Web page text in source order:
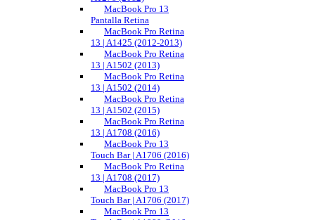
MacBook Pro 13
Pantalla Retina
MacBook Pro Retina
13 | A1425 (2012-2013)
MacBook Pro Retina
13 | A1502 (2013)
MacBook Pro Retina
13 | A1502 (2014)
MacBook Pro Retina
13 | A1502 (2015)
MacBook Pro Retina
13 | A1708 (2016)
MacBook Pro 13
Touch Bar | A1706 (2016)
MacBook Pro Retina
13 | A1708 (2017)
MacBook Pro 13
Touch Bar | A1706 (2017)
MacBook Pro 13